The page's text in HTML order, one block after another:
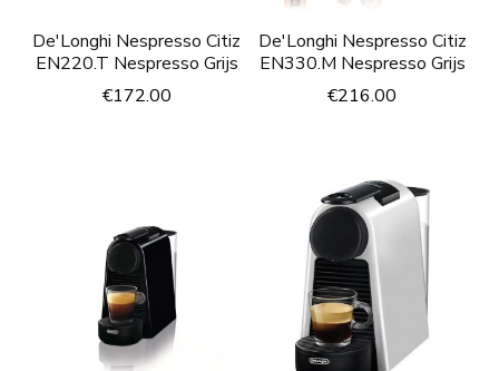
De'Longhi Nespresso Citiz
EN220.T Nespresso Grijs
€172.00
De'Longhi Nespresso Citiz
EN330.M Nespresso Grijs
€216.00